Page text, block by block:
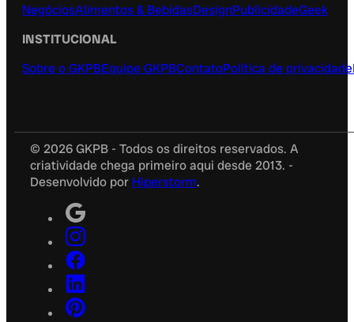
NegóciosAlimentos & BebidasDesignPublicidadeGeek
INSTITUCIONAL
Sobre o GKPBEquipe GKPBContatoPolítica de privacidade
© 2026 GKPB - Todos os direitos reservados. A
criatividade chega primeiro aqui desde 2013. -
Desenvolvido por Hiperstorm.